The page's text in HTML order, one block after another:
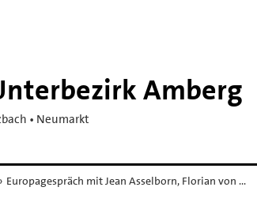
Amberg
• Neumarkt
› Europagespräch mit Jean Asselborn, Florian von …